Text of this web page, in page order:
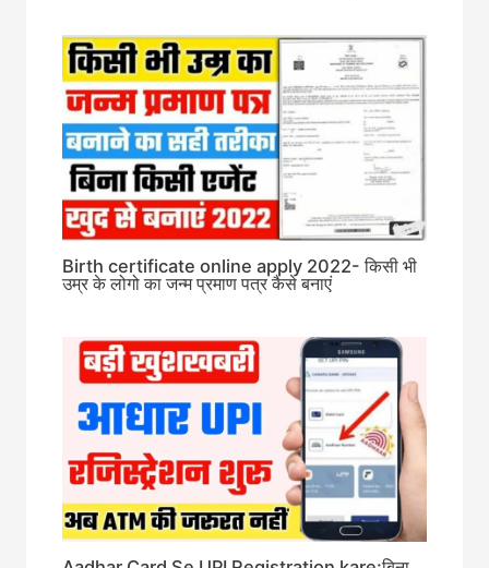
Birth certificate online apply 2022- किसी भी
उम्र के लोगो का जन्म प्रमाण पत्र कैसे बनाएं